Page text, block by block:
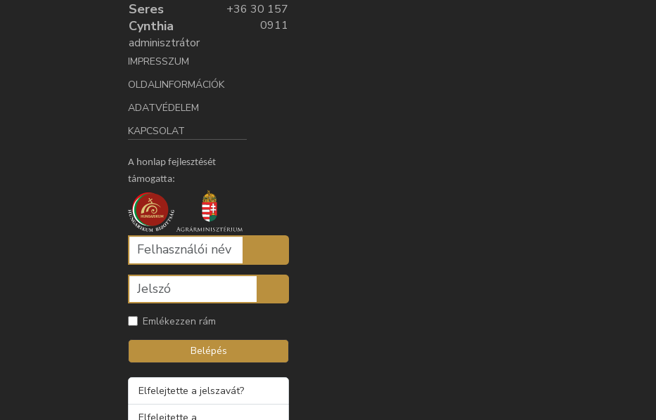
Seres
Cynthia
adminisztrátor
+36 30 157
0911
IMPRESSZUM
OLDALINFORMÁCIÓK
ADATVÉDELEM
KAPCSOLAT
A honlap fejlesztését
támogatta:
Emlékezzen rám
Belépés
Elfelejtette a jelszavát?
Elfelejtette a